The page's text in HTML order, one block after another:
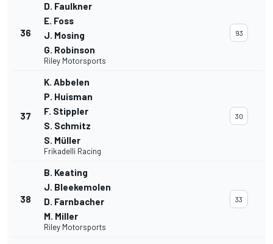
36
D. Faulkner
E. Foss
J. Mosing
G. Robinson
Riley Motorsports
93
37
K. Abbelen
P. Huisman
F. Stippler
S. Schmitz
S. Müller
Frikadelli Racing
30
38
B. Keating
J. Bleekemolen
D. Farnbacher
M. Miller
Riley Motorsports
33